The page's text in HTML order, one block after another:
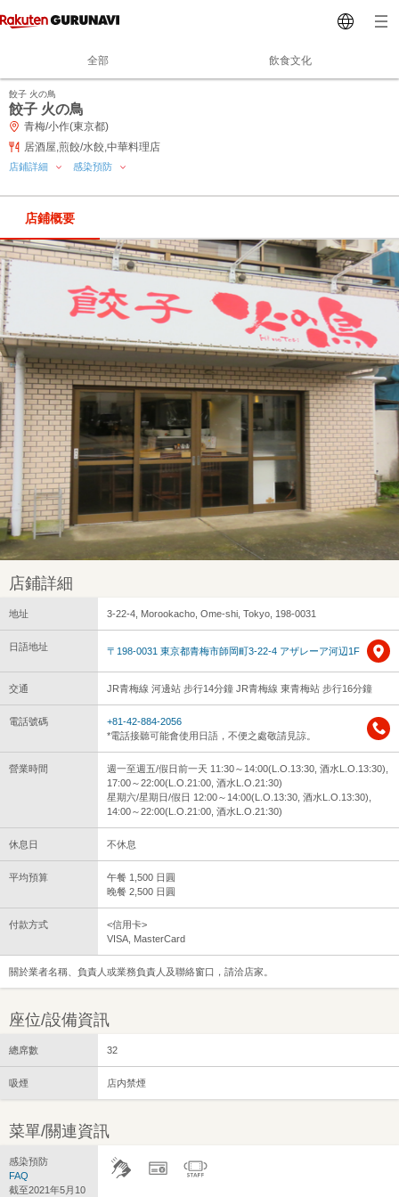
全部 飲食文化
餃子 火の鳥
餃子 火の鳥
青梅/小作(東京都)
居酒屋,煎餃/水餃,中華料理店
店鋪詳細 感染預防
店鋪概要
店鋪詳細
地址 3-22-4, Morookacho, Ome-shi, Tokyo, 198-0031
日語地址 〒198-0031 東京都青梅市師岡町3-22-4 アザレーア河辺1F
交通 JR青梅線 河邊站 步行14分鐘 JR青梅線 東青梅站 步行16分鐘
電話號碼
+81-42-884-2056
*電話接聽可能會使用日語，不便之處敬請見諒。
營業時間
週一至週五/假日前一天 11:30～14:00(L.O.13:30, 酒水L.O.13:30),
17:00～22:00(L.O.21:00, 酒水L.O.21:30)
星期六/星期日/假日 12:00～14:00(L.O.13:30, 酒水L.O.13:30),
14:00～22:00(L.O.21:00, 酒水L.O.21:30)
休息日 不休息
平均預算
午餐 1,500 日圓
晚餐 2,500 日圓
付款方式
<信用卡>
VISA, MasterCard
關於業者名稱、負責人或業務負責人及聯絡窗口，請洽店家。
座位/設備資訊
總席數 32
吸煙 店内禁煙
菜單/關連資訊
感染預防
FAQ
截至2021年5月10